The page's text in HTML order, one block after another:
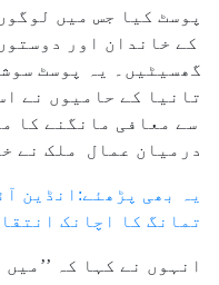
پوسٹ کیا جس میں
کے خاندان اور
گھسیٹیں۔ یہ پوسٹ
تانیا کے حامیوں نے
سے معافی مانگنے کا
درمیان عمال ملک نے
تمانگ کا اچانک
انہوں نے کہا کہ